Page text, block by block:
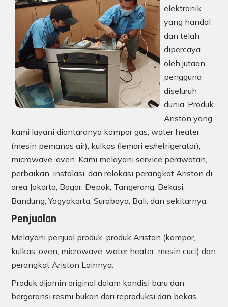
elektronik
yang handal
dan telah
dipercaya
oleh jutaan
pengguna
diseluruh
dunia. Produk
Ariston yang
kami layani diantaranya kompor gas, water heater
(mesin pemanas air), kulkas (lemari es/refrigerator),
microwave, oven. Kami melayani service perawatan,
perbaikan, instalasi, dan relokasi perangkat Ariston di
area Jakarta, Bogor, Depok, Tangerang, Bekasi,
Bandung, Yogyakarta, Surabaya, Bali. dan sekitarnya.
Penjualan
Melayani penjual produk-produk Ariston (kompor,
kulkas, oven, microwave, water heater, mesin cuci) dan
perangkat Ariston Lainnya.
Produk dijamin original dalam kondisi baru dan
bergaransi resmi bukan dari reproduksi dan bekas.